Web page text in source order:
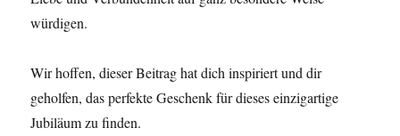
würdigen.
Wir hoffen, dieser Beitrag hat dich inspiriert und dir
geholfen, das perfekte Geschenk für dieses einzigartige
Jubiläum zu finden.